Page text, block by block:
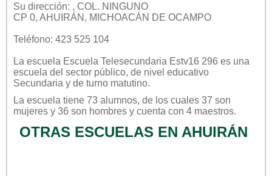
Su dirección: , COL. NINGUNO
CP 0, AHUIRÁN, MICHOACÁN DE OCAMPO
Teléfono: 423 525 104
La escuela Escuela Telesecundaria Estv16 296 es una
escuela del sector público, de nivel educativo
Secundaria y de turno matutino.
La escuela tiene 73 alumnos, de los cuales 37 son
mujeres y 36 son hombres y cuenta con 4 maestros.
OTRAS ESCUELAS EN AHUIRÁN